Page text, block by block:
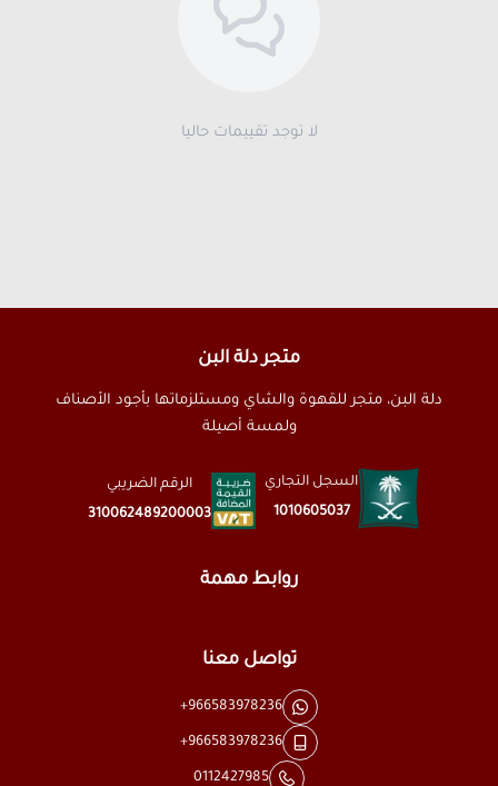
لا توجد تقييمات حاليا
متجر دلة البن
دلة البن، متجر للقهوة والشاي ومستلزماتها بأجود الأصناف
ولمسة أصيلة
السجل التجاري
1010605037
الرقم الضريبي
310062489200003
روابط مهمة
تواصل معنا
+966583978236
+966583978236
0112427985